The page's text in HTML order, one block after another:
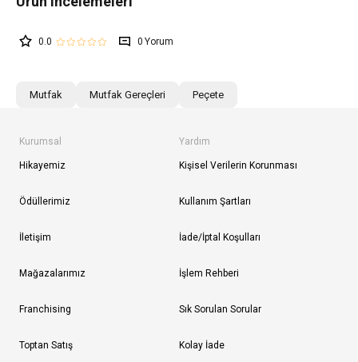
0.0 0
Mutfak Mutfak Gereçleri Peçete
Kurumsal
Hikayemiz
Ödüllerimiz
İletişim
Mağazalarımız
Franchising
Toptan Satış
Yardım
Kişisel Verilerin Korunması
Kullanım Şartları
İade/İptal Koşulları
İşlem Rehberi
Sık Sorulan Sorular
Kolay İade